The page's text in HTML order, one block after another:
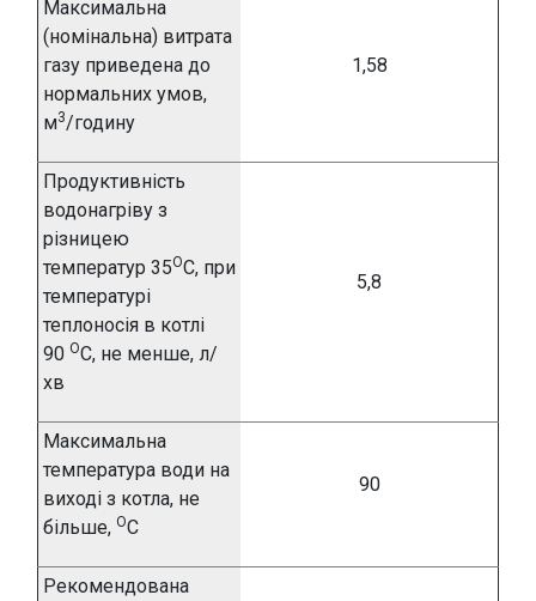
Максимальна
(номінальна) витрата
газу приведена до
нормальних умов,
м3/годину
1,58
Продуктивність
водонагріву з
різницею
температур 35ОС, при
температурі
теплоносія в котлі
90 ОС, не менше, л/
хв
5,8
Максимальна
температура води на
виході з котла, не
більше, ОС
90
Рекомендована